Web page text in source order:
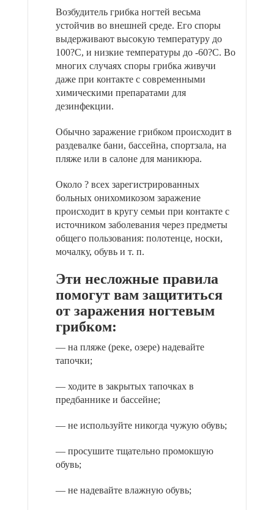
Возбудитель грибка ногтей весьма
устойчив во внешней среде. Его споры
выдерживают высокую температуру до
100?С, и низкие температуры до -60?С. Во
многих случаях споры грибка живучи
даже при контакте с современными
химическими препаратами для
дезинфекции.
Обычно заражение грибком происходит в
раздевалке бани, бассейна, спортзала, на
пляже или в салоне для маникюра.
Около ? всех зарегистрированных
больных онихомикозом заражение
происходит в кругу семьи при контакте с
источником заболевания через предметы
общего пользования: полотенце, носки,
мочалку, обувь и т. п.
Эти несложные правила
помогут вам защититься
от заражения ногтевым
грибком:
— на пляже (реке, озере) надевайте
тапочки;
— ходите в закрытых тапочках в
предбаннике и бассейне;
— не используйте никогда чужую обувь;
— просушите тщательно промокшую
обувь;
— не надевайте влажную обувь;